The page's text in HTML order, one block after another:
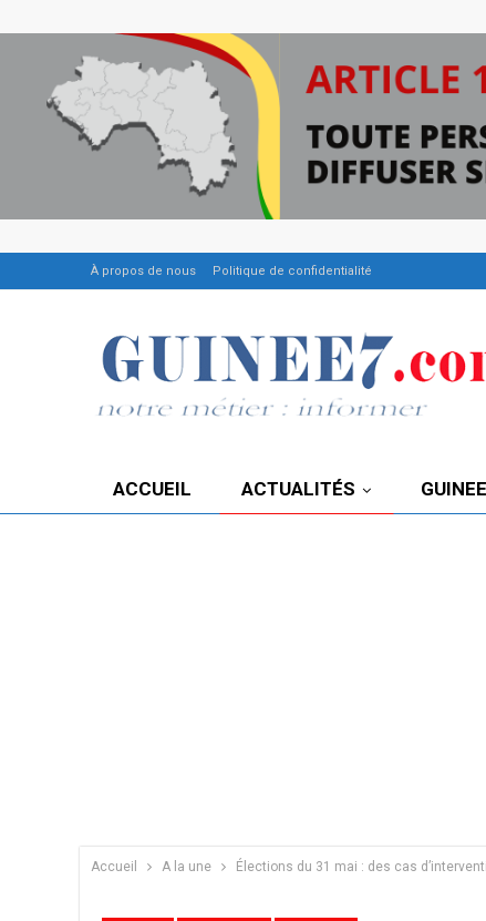
À propos de nous Politique de confidentialité
ACCUEIL ACTUALITÉS
Accueil A la une Élections du 31 mai : des cas